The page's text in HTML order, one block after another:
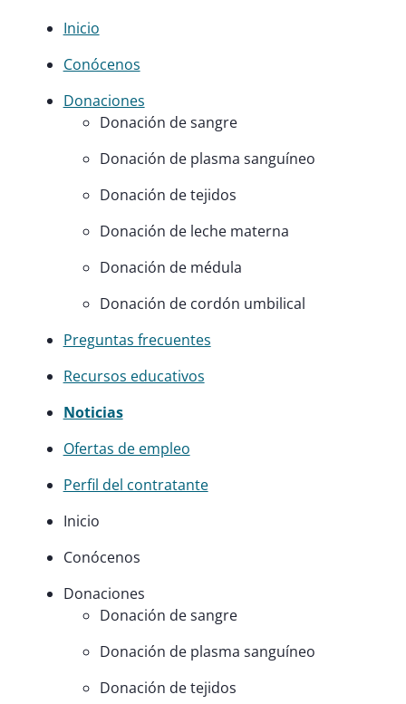
Inicio
Conócenos
Donaciones
Donación de sangre
Donación de plasma sanguíneo
Donación de tejidos
Donación de leche materna
Donación de médula
Donación de cordón umbilical
Preguntas frecuentes
Recursos educativos
Noticias
Ofertas de empleo
Perfil del contratante
Inicio
Conócenos
Donaciones
Donación de sangre
Donación de plasma sanguíneo
Donación de tejidos